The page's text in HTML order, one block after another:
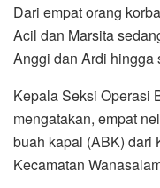
Dari empat orang
Acil dan Marsita
Anggi dan Ardi hingga
Kepala Seksi Operasi
mengatakan, empat
buah kapal (ABK) dari
Kecamatan